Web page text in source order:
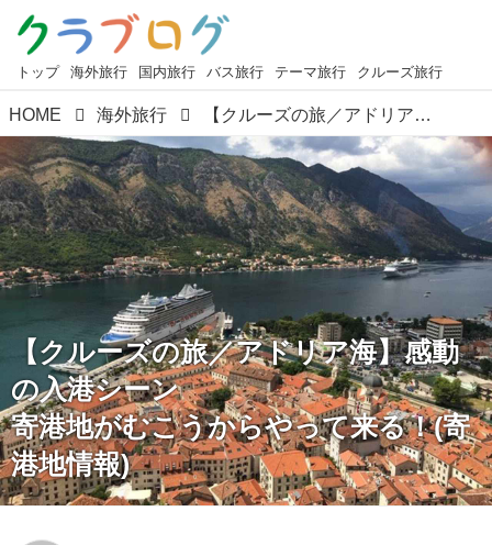
トップ 海外旅行 国内旅行 バス旅行 テーマ旅行 クルーズ旅行
HOME 海外旅行 【クルーズの旅／アドリア海】感動の入港シーン 寄港地がむこうからやって来る！(寄港地情報)
【クルーズの旅／アドリア海】感動
の入港シーン
寄港地がむこうからやって来る！(寄
港地情報)